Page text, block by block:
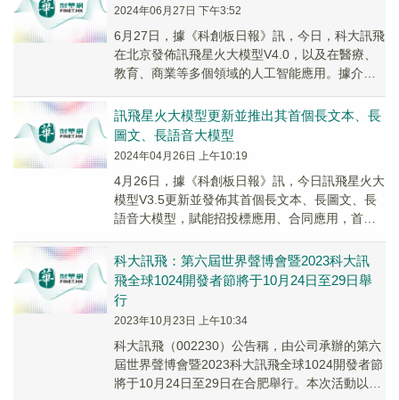
2024年06月27日 下午3:52
6月27日，據《科創板日報》訊，今日，科大訊飛
在北京發佈訊飛星火大模型V4.0，以及在醫療、
教育、商業等多個領域的人工智能應用。據介
訊飛星火大模型更新並推出其首個長文本、長
圖文、長語音大模型
2024年04月26日 上午10:19
4月26日，據《科創板日報》訊，今日訊飛星火大
模型V3.5更新並發佈其首個長文本、長圖文、長
語音大模型，賦能招投標應用、合同應用，首發
科...
科大訊飛：第六屆世界聲博會暨2023科大訊
飛全球1024開發者節將于10月24日至29日舉
行
2023年10月23日 上午10:34
科大訊飛（002230）公告稱，由公司承辦的第六
屆世界聲博會暨2023科大訊飛全球1024開發者節
將于10月24日至29日在合肥舉行。本次活動以科